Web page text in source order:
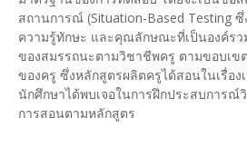
สถานการณ์ (Situation-Based Testing
ความรู้ทักษะ และคุณลักษณะที่เป็นองค์รว
ของสมรรถนะตามวิชาชีพครู ตามขอบเข
ของครู ซึ่งหลักสูตรผลิตครูได้สอนในเรื่อง
นักศึกษาได้พบเจอในการฝึกประสบการณ์
การสอนตามหลักสูตร